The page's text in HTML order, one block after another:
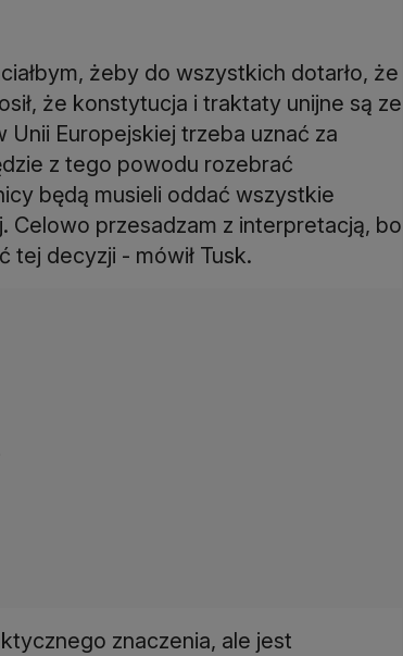
żeby do wszystkich dotarło, że
że konstytucja i traktaty unijne są ze
Unii Europejskiej trzeba uznać za
z tego powodu rozebrać
będą musieli oddać wszystkie
Celowo przesadzam z interpretacją, bo
tej decyzji - mówił Tusk.
znaczenia, ale jest